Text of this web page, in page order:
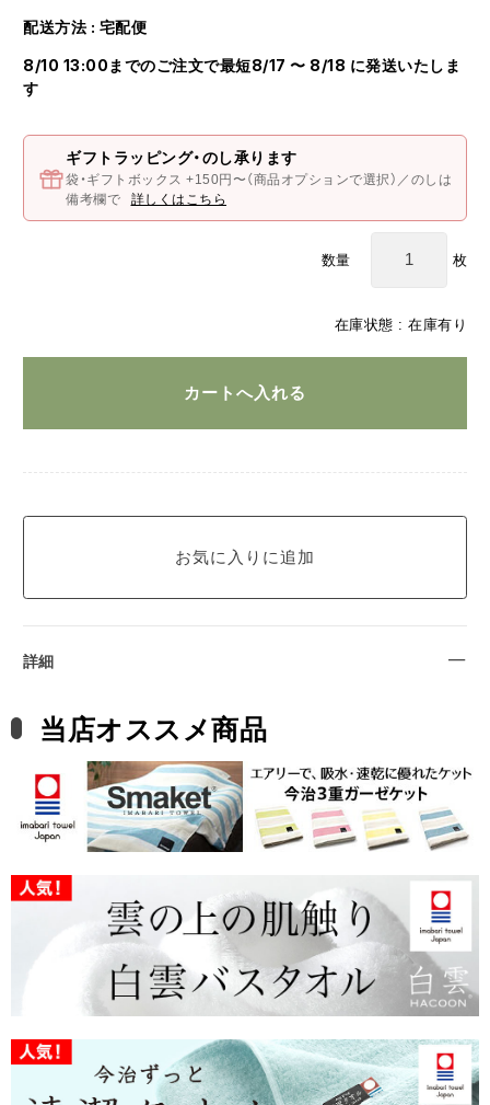
在庫状態 : 在庫有り
配送方法 : 宅配便
8/10 13:00までのご注文で最短8/17 〜 8/18 に発送いたしま
す
ギフトラッピング・のし承ります
袋・ギフトボックス +150円〜（商品オプションで選択）／のしは
備考欄で
詳しくはこちら
数量 枚
詳細
当店オススメ商品